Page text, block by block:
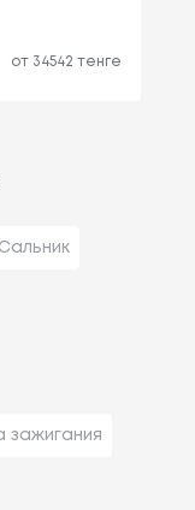
от 34542 тенге
Сальник
зажигания